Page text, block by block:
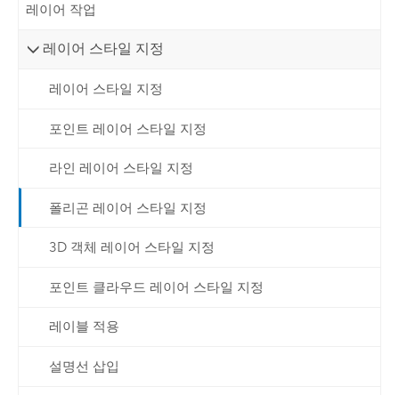
레이어 작업
레이어 스타일 지정
레이어 스타일 지정
포인트 레이어 스타일 지정
라인 레이어 스타일 지정
폴리곤 레이어 스타일 지정
3D 객체 레이어 스타일 지정
포인트 클라우드 레이어 스타일 지정
레이블 적용
설명선 삽입